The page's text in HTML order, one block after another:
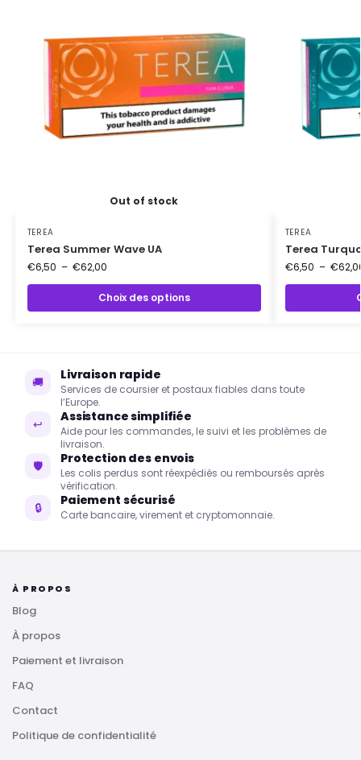
Out of stock
TEREA
Terea Summer Wave UA
€6,50 – €62,00
Choix des options
TEREA
Terea
€6,50 – €
🚚 Livraison rapide
Services de coursier et postaux fiables dans toute
l’Europe.
↩ Assistance simplifiée
Aide pour les commandes, le suivi et les problèmes de
livraison.
🛡 Protection des envois
Les colis perdus sont réexpédiés ou remboursés après
vérification.
🔒 Paiement sécurisé
Carte bancaire, virement et cryptomonnaie.
À PROPOS
Blog
À propos
Paiement et livraison
FAQ
Contact
Politique de confidentialité